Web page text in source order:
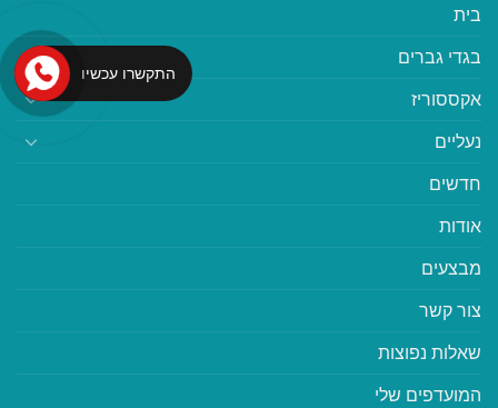
בית
בגדי גברים
אקססוריז
נעליים
חדשים
אודות
מבצעים
צור קשר
שאלות נפוצות
המועדפים שלי
התקשרו עכשיו